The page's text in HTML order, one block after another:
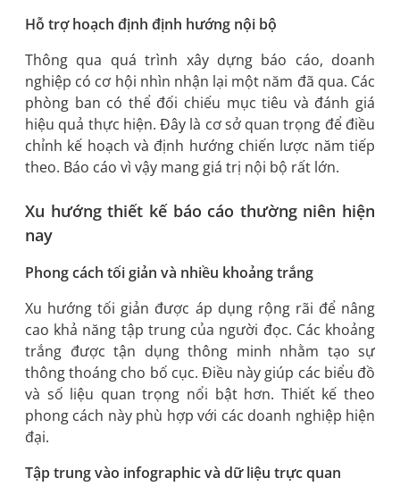
Hỗ trợ hoạch định định hướng nội bộ
Thông qua quá trình xây dựng báo cáo, doanh
nghiệp có cơ hội nhìn nhận lại một năm đã qua. Các
phòng ban có thể đối chiếu mục tiêu và đánh giá
hiệu quả thực hiện. Đây là cơ sở quan trọng để điều
chỉnh kế hoạch và định hướng chiến lược năm tiếp
theo. Báo cáo vì vậy mang giá trị nội bộ rất lớn.
Xu hướng thiết kế báo cáo thường niên hiện
nay
Phong cách tối giản và nhiều khoảng trắng
Xu hướng tối giản được áp dụng rộng rãi để nâng
cao khả năng tập trung của người đọc. Các khoảng
trắng được tận dụng thông minh nhằm tạo sự
thông thoáng cho bố cục. Điều này giúp các biểu đồ
và số liệu quan trọng nổi bật hơn. Thiết kế theo
phong cách này phù hợp với các doanh nghiệp hiện
đại.
Tập trung vào infographic và dữ liệu trực quan